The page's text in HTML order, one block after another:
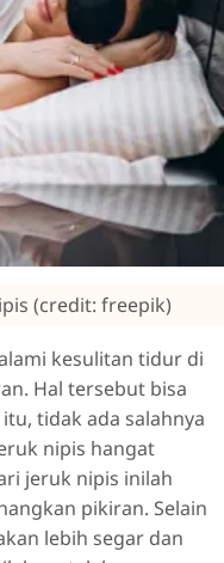
(credit: freepik)
kesulitan tidur di
Hal tersebut bisa
tidak ada salahnya
nipis hangat
jeruk nipis inilah
pikiran. Selain
lebih segar dan